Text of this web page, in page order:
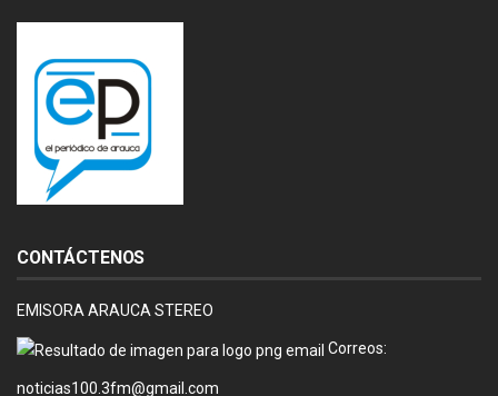
CONTÁCTENOS
EMISORA ARAUCA STEREO
Correos:
noticias100.3fm@gmail.com